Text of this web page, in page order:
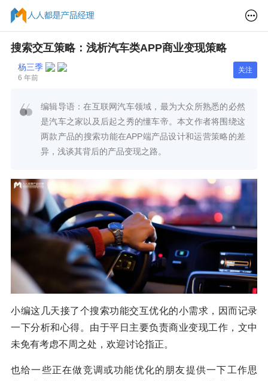
搜索交互策略：浅析汽车类APP商业变现策略
杨三季
6 年前
关注
编辑导语：在互联网汽车领域，最为大众所熟悉的必然
是汽车之家以及后起之秀的懂车帝。本文作者将围绕这
两款产品的搜索功能在APP端产品设计和运营策略的差
异，浅谈其背后的产品变现之路。
小编这几天接了个搜索功能交互优化的小需求，因而记录
一下分析和心得。由于平日主要负责商业变现工作，文中
未免有考虑不周之处，欢迎讨论指正。
也给一些正在做竞调或功能优化的朋友提供一下工作思